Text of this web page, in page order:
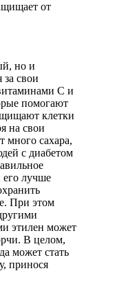
от
но и
свои
C и
помогают
клетки
на свои
много сахара,
с диабетом
его лучше
При этом
этилен может
В целом,
может стать
принося